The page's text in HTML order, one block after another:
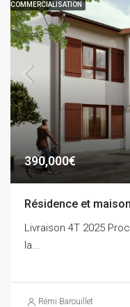
COMMERCIALISATION
390,000€
Résidence et
Livraison 4T 2025
la...
Rémi Barouillet